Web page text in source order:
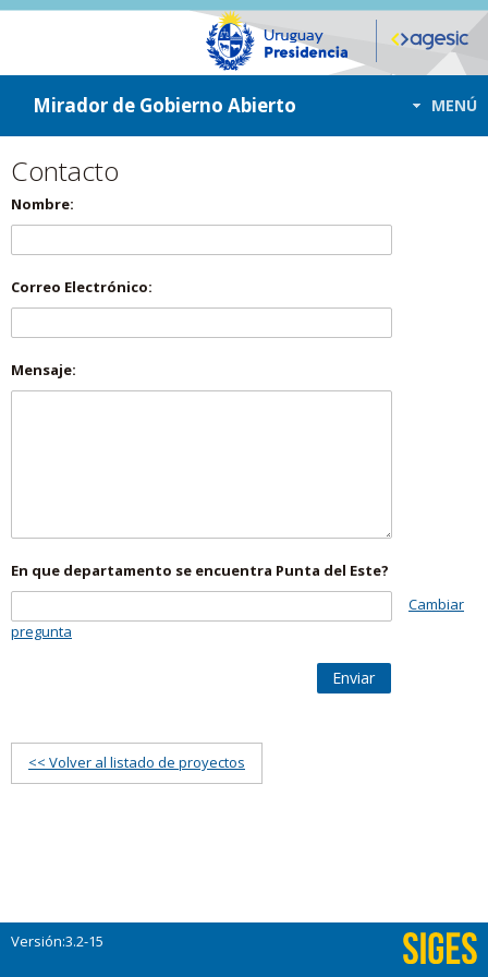
ir a contenido
ir al menú
Mirador de Gobierno Abierto MENÚ
Contacto
Nombre:
Correo Electrónico:
Mensaje:
En que departamento se encuentra Punta del Este?
Cambiar
pregunta
Enviar
<< Volver al listado de proyectos
Versión:3.2-15